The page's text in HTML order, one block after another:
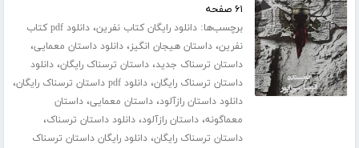
۶۱ صفحه
برچسب‌ها:دانلود رایگان کتاب نفرین،
دانلود pdf کتاب
نفرین،داستان هیجان انگیز،دانلود داستان معمایی،
داستان ترسناک جدید،داستان ترسناک رایگان،دانلود
داستان ترسناک رایگان،دانلود pdf داستان ترسناک رایگان ،
دانلود داستان رازآلود،داستان معمایی،داستان
معماگونه،داستان رازآلود،دانلود داستان ترسناک،
داستان ترسناک رایگان،دانلود رایگان داستان ترسناک